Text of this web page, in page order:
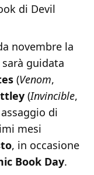
di Devil
novembre la
sarà guidata
(Venom,
(Invincible,
di
mesi
, in occasione
Book Day.